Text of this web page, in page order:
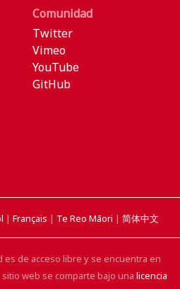
Comunidad
Twitter
Vimeo
YouTube
GitHub
| Français | Te Reo Māori | 简体中文
es de acceso libre y se encuentra en
web se comparte bajo una licencia